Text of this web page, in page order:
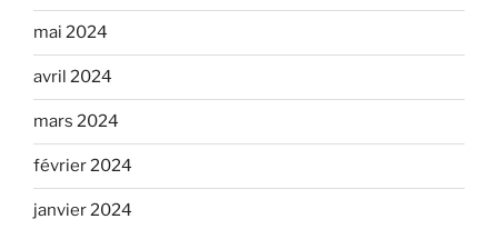
mai 2024
avril 2024
mars 2024
février 2024
janvier 2024